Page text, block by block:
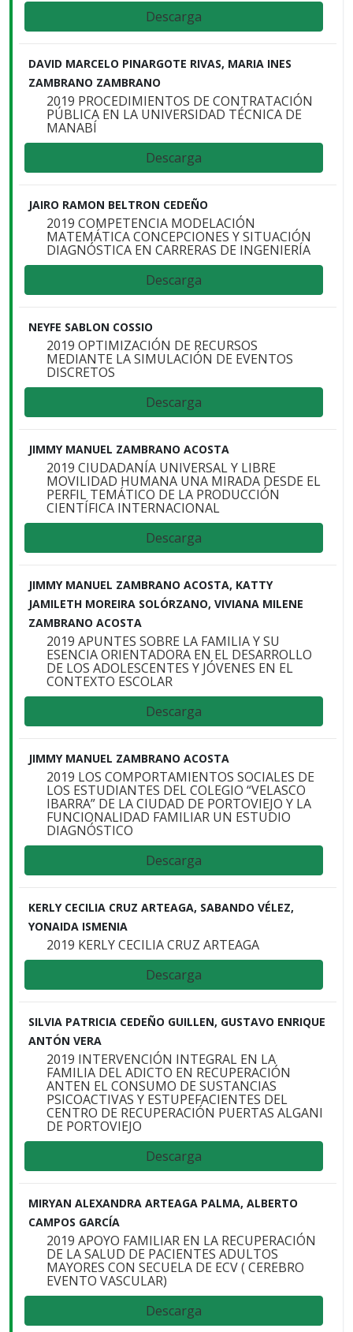
Descarga
DAVID MARCELO PINARGOTE RIVAS, MARIA INES
ZAMBRANO ZAMBRANO
2019 PROCEDIMIENTOS DE CONTRATACIÓN
PÚBLICA EN LA UNIVERSIDAD TÉCNICA DE
MANABÍ
Descarga
JAIRO RAMON BELTRON CEDEÑO
2019 COMPETENCIA MODELACIÓN
MATEMÁTICA CONCEPCIONES Y SITUACIÓN
DIAGNÓSTICA EN CARRERAS DE INGENIERÍA
Descarga
NEYFE SABLON COSSIO
2019 OPTIMIZACIÓN DE RECURSOS
MEDIANTE LA SIMULACIÓN DE EVENTOS
DISCRETOS
Descarga
JIMMY MANUEL ZAMBRANO ACOSTA
2019 CIUDADANÍA UNIVERSAL Y LIBRE
MOVILIDAD HUMANA UNA MIRADA DESDE EL
PERFIL TEMÁTICO DE LA PRODUCCIÓN
CIENTÍFICA INTERNACIONAL
Descarga
JIMMY MANUEL ZAMBRANO ACOSTA, KATTY
JAMILETH MOREIRA SOLÓRZANO, VIVIANA MILENE
ZAMBRANO ACOSTA
2019 APUNTES SOBRE LA FAMILIA Y SU
ESENCIA ORIENTADORA EN EL DESARROLLO
DE LOS ADOLESCENTES Y JÓVENES EN EL
CONTEXTO ESCOLAR
Descarga
JIMMY MANUEL ZAMBRANO ACOSTA
2019 LOS COMPORTAMIENTOS SOCIALES DE
LOS ESTUDIANTES DEL COLEGIO “VELASCO
IBARRA” DE LA CIUDAD DE PORTOVIEJO Y LA
FUNCIONALIDAD FAMILIAR UN ESTUDIO
DIAGNÓSTICO
Descarga
KERLY CECILIA CRUZ ARTEAGA, SABANDO VÉLEZ,
YONAIDA ISMENIA
2019 KERLY CECILIA CRUZ ARTEAGA
Descarga
SILVIA PATRICIA CEDEÑO GUILLEN, GUSTAVO ENRIQUE
ANTÓN VERA
2019 INTERVENCIÓN INTEGRAL EN LA
FAMILIA DEL ADICTO EN RECUPERACIÓN
ANTEN EL CONSUMO DE SUSTANCIAS
PSICOACTIVAS Y ESTUPEFACIENTES DEL
CENTRO DE RECUPERACIÓN PUERTAS ALGANI
DE PORTOVIEJO
Descarga
MIRYAN ALEXANDRA ARTEAGA PALMA, ALBERTO
CAMPOS GARCÍA
2019 APOYO FAMILIAR EN LA RECUPERACIÓN
DE LA SALUD DE PACIENTES ADULTOS
MAYORES CON SECUELA DE ECV ( CEREBRO
EVENTO VASCULAR)
Descarga